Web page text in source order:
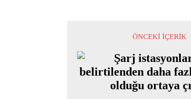
ÖNCEKI İÇERIK